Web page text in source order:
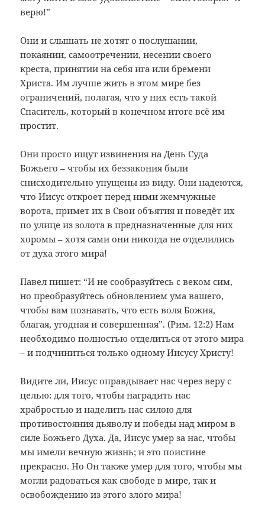
верю!”
Они и слышать не хотят о послушании,
покаянии, самоотречении, несении своего
креста, принятии на себя ига или бремени
Христа. Им лучше жить в этом мире без
ограничений, полагая, что у них есть такой
Спаситель, который в конечном итоге всё им
простит.
Они просто ищут извинения на День Суда
Божьего – чтобы их беззакония были
снисходительно упущены из виду. Они надеются,
что Иисус откроет перед ними жемчужные
ворота, примет их в Свои объятия и поведёт их
по улице из золота в предназначенные для них
хоромы – хотя сами они никогда не отделились
от духа этого мира!
Павел пишет: “И не сообразуйтесь с веком сим,
но преобразуйтесь обновлением ума вашего,
чтобы вам познавать, что есть воля Божия,
благая, угодная и совершенная”. (Рим. 12:2) Нам
необходимо полностью отделиться от этого мира
– и подчиниться только одному Иисусу Христу!
Видите ли, Иисус оправдывает нас через веру с
целью: для того, чтобы наградить нас
храбростью и наделить нас силою для
противостояния дьяволу и победы над миром в
силе Божьего Духа. Да, Иисус умер за нас, чтобы
мы имели вечную жизнь; и это поистине
прекрасно. Но Он также умер для того, чтобы мы
могли радоваться как свободе в мире, так и
освобождению из этого злого мира!